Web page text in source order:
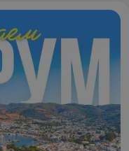
стол». Bella
18 км и 19 км
как
для яхт
в 48 км.